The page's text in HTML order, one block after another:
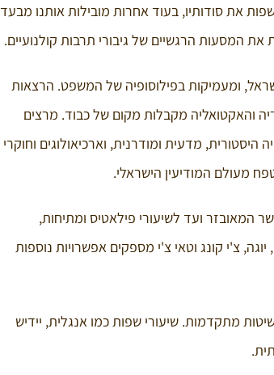
את סודותיו, בעוד אחרות מובילות אותנו מבעד
את המסעות הרגשיים של גיבורי תרבות קולנועיים.
ומעמיקות בפילוסופיה של המשפט. הרצאות
והאקטואליה מקבלות מקום של כבוד. מרצים
מדעית ומודרנית, וארכיאולוגים וחוקרי
מעולם המודיעין הישראלי.
המאובזר ועד לשיעורי פילאטיס ומתיחות,
צ'י קונג וטאי צ'י מספקים אפשרויות נוספות
מתקדמות. שיעורי שפות כמו אנגלית, יידיש